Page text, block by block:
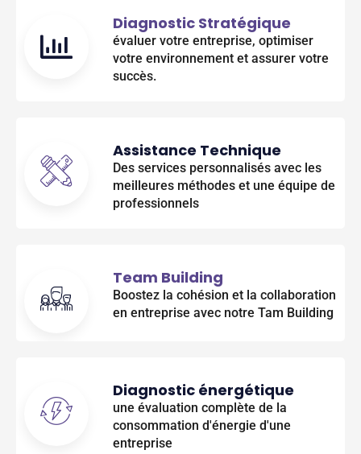
Diagnostic Stratégique
évaluer votre entreprise, optimiser
votre environnement et assurer votre
succès.
Assistance Technique
Des services personnalisés avec les
meilleures méthodes et une équipe de
professionnels
Team Building
Boostez la cohésion et la collaboration
en entreprise avec notre Tam Building
Diagnostic énergétique
une évaluation complète de la
consommation d'énergie d'une
entreprise